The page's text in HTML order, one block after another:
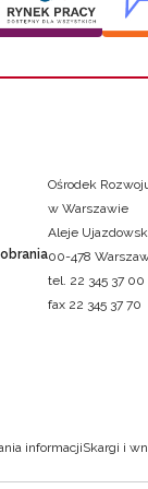
Ośrodek
w Warszawie
Aleje
00-478
tel. 22 345 37 00
fax 22 345 37 70
informacjiSkargi i